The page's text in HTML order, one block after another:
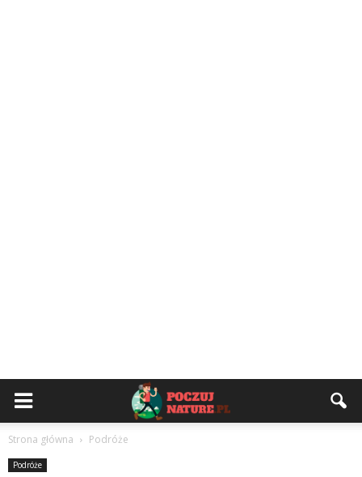
Strona główna Podróże
Podróże